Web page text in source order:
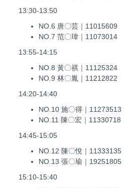
13:30-13:50
NO.6 唐〇芸｜11015609
NO.7 范〇瑋｜11073014
13:55-14:15
NO.8 黃〇祺｜11125324
NO.9 林〇胤｜11212822
14:20-14:40
NO.10 施〇得｜11273513
NO.11 陳〇宏｜11330718
14:45-15:05
NO.12 陳〇悅｜11333135
NO.13 張〇瑜｜19251805
15:10-15:40